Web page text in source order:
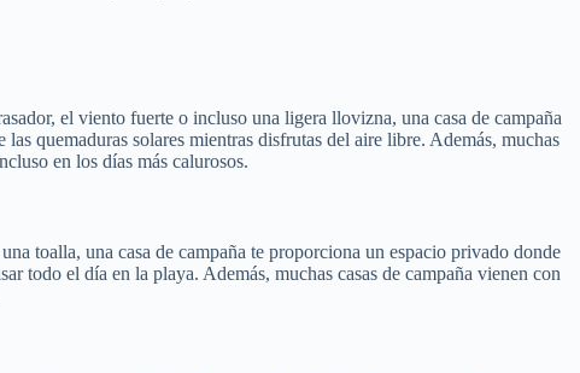
el viento fuerte o incluso una ligera llovizna, una casa de campaña
quemaduras solares mientras disfrutas del aire libre. Además, muchas
en los días más calurosos.
toalla, una casa de campaña te proporciona un espacio privado donde
todo el día en la playa. Además, muchas casas de campaña vienen con